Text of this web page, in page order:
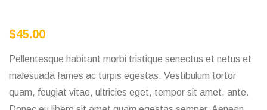
$45.00
Pellentesque habitant morbi tristique senectus et netus et
malesuada fames ac turpis egestas. Vestibulum tortor
quam, feugiat vitae, ultricies eget, tempor sit amet, ante.